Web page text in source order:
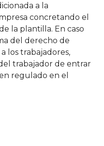
a la
concretando el
la plantilla. En caso
del derecho de
los trabajadores,
trabajador de entrar
regulado en el